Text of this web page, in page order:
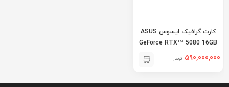
کارت گرافیک ایسوس ASUS
GeForce RTX™ 5080 16GB
GDDR7 Noctua OC590,000,000 تومان